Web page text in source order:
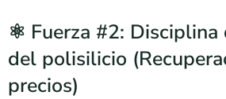
⚛️ Fuerza #2: Disciplina
del polisilicio
precios)